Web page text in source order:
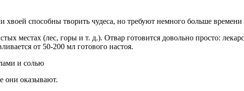
хвоей способны творить чудеса, но требуют немного больше времени
местах (лес, горы и т. д.). Отвар готовится довольно просто:
от 50-200 мл готового настоя.
они оказывают.